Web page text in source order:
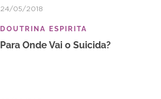
24/05/2018
DOUTRINA ESPIRITA
Para Onde Vai o Suicida?